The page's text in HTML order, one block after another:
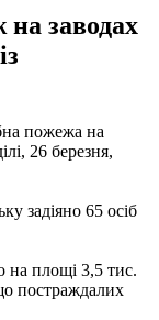
на заводах
пожежа на
26 березня,
задіяно 65 осіб
на площі 3,5 тис.
постраждалих